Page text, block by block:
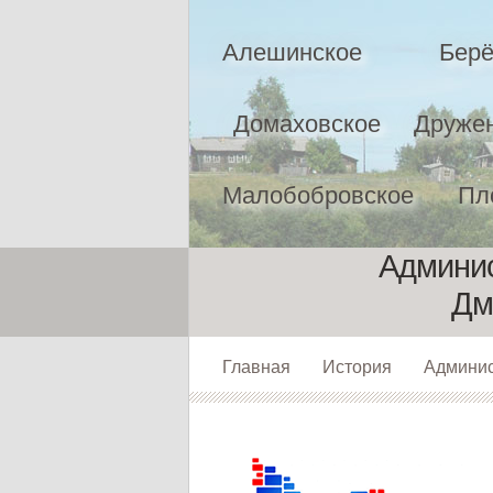
Алешинское
Домаховское
Малобобровское
Главная История